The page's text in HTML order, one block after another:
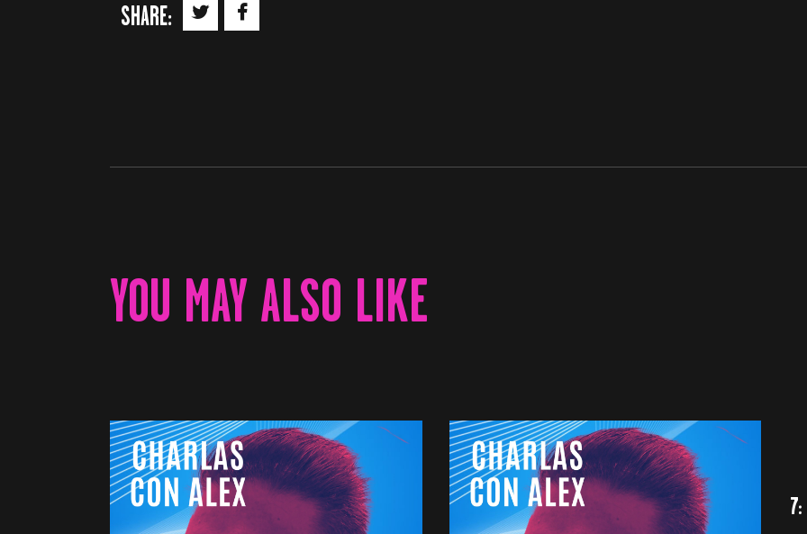
SHARE:
YOU MAY ALSO LIKE
7: